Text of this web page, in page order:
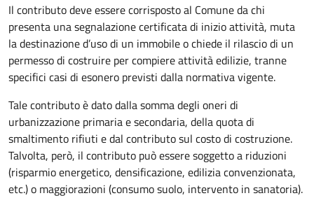
Il contributo deve essere corrisposto al Comune da chi
presenta una segnalazione certificata di inizio attività, muta
la destinazione d’uso di un immobile o chiede il rilascio di un
permesso di costruire per compiere attività edilizie, tranne
specifici casi di esonero previsti dalla normativa vigente.
Tale contributo è dato dalla somma degli oneri di
urbanizzazione primaria e secondaria, della quota di
smaltimento rifiuti e dal contributo sul costo di costruzione.
Talvolta, però, il contributo può essere soggetto a riduzioni
(risparmio energetico, densificazione, edilizia convenzionata,
etc.) o maggiorazioni (consumo suolo, intervento in sanatoria).